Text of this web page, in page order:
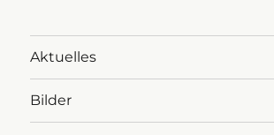
Aktuelles
Bilder